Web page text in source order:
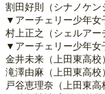
割田好則（シナノケン
▼アーチェリー少年女
村上正之（シェルアー
▼アーチェリー少年女
金井未来（上田東高校）
滝澤由麻（上田東高校）
戸谷恵理奈（上田東高